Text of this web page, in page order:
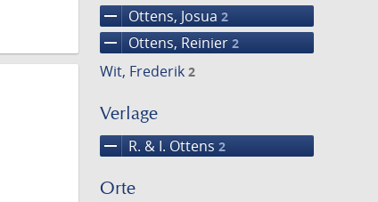
remove Ottens, Josua 2
remove Ottens, Reinier 2
Wit, Frederik 2
Verlage
remove R. & I. Ottens 2
Orte